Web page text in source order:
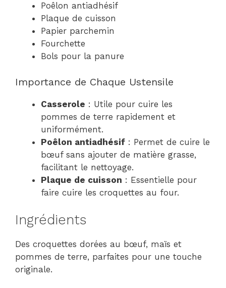
Poêlon antiadhésif
Plaque de cuisson
Papier parchemin
Fourchette
Bols pour la panure
Importance de Chaque Ustensile
Casserole : Utile pour cuire les
pommes de terre rapidement et
uniformément.
Poêlon antiadhésif : Permet de cuire le
bœuf sans ajouter de matière grasse,
facilitant le nettoyage.
Plaque de cuisson : Essentielle pour
faire cuire les croquettes au four.
Ingrédients
Des croquettes dorées au bœuf, maïs et
pommes de terre, parfaites pour une touche
originale.